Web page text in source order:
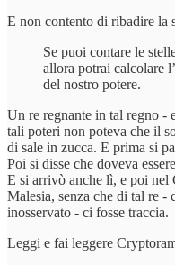
E non contento di ribadire la
Se puoi contare le
allora potrai calcolare
del nostro potere.
Un re regnante in tal regno -
tali poteri non poteva che il
di sale in zucca. E prima si
Poi si disse che doveva
E si arrivò anche lì, e poi nel
Malesia, senza che di tal re -
inosservato - ci fosse traccia.
Leggi e fai leggere